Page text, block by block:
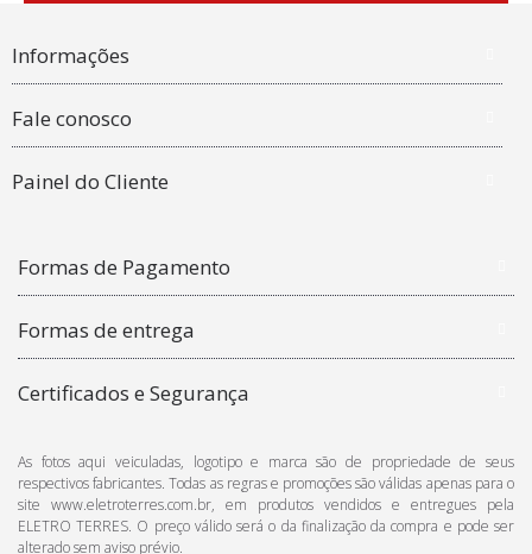
Informações
Fale conosco
Painel do Cliente
Formas de Pagamento
Formas de entrega
Certificados e Segurança
As fotos aqui veiculadas, logotipo e marca são de propriedade de seus
respectivos fabricantes. Todas as regras e promoções são válidas apenas para o
site www.eletroterres.com.br, em produtos vendidos e entregues pela
ELETRO TERRES. O preço válido será o da finalização da compra e pode ser
alterado sem aviso prévio.